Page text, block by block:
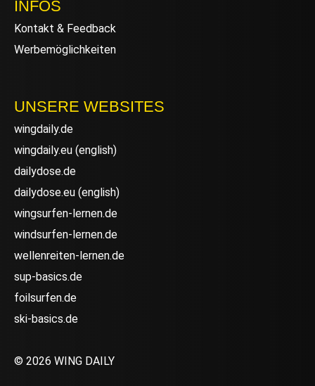
INFOS
Kontakt & Feedback
Werbemöglichkeiten
UNSERE WEBSITES
wingdaily.de
wingdaily.eu (english)
dailydose.de
dailydose.eu (english)
wingsurfen-lernen.de
windsurfen-lernen.de
wellenreiten-lernen.de
sup-basics.de
foilsurfen.de
ski-basics.de
© 2026 WING DAILY